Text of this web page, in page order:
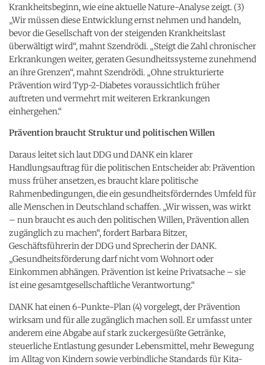
Krankheitsbeginn, wie eine aktuelle Nature-Analyse zeigt. (3)
„Wir müssen diese Entwicklung ernst nehmen und handeln,
bevor die Gesellschaft von der steigenden Krankheitslast
überwältigt wird“, mahnt Szendrödi. „Steigt die Zahl chronischer
Erkrankungen weiter, geraten Gesundheitssysteme zunehmend
an ihre Grenzen“, mahnt Szendrödi. „Ohne strukturierte
Prävention wird Typ-2-Diabetes voraussichtlich früher
auftreten und vermehrt mit weiteren Erkrankungen
einhergehen.“
Prävention braucht Struktur und politischen Willen
Daraus leitet sich laut DDG und DANK ein klarer
Handlungsauftrag für die politischen Entscheider ab: Prävention
muss früher ansetzen, es braucht klare politische
Rahmenbedingungen, die ein gesundheitsförderndes Umfeld für
alle Menschen in Deutschland schaffen. „Wir wissen, was wirkt
– nun braucht es auch den politischen Willen, Prävention allen
zugänglich zu machen“, fordert Barbara Bitzer,
Geschäftsführerin der DDG und Sprecherin der DANK.
„Gesundheitsförderung darf nicht vom Wohnort oder
Einkommen abhängen. Prävention ist keine Privatsache – sie
ist eine gesamtgesellschaftliche Verantwortung.“
DANK hat einen 6-Punkte-Plan (4) vorgelegt, der Prävention
wirksam und für alle zugänglich machen soll. Er umfasst unter
anderem eine Abgabe auf stark zuckergesüßte Getränke,
steuerliche Entlastung gesunder Lebensmittel, mehr Bewegung
im Alltag von Kindern sowie verbindliche Standards für Kita-